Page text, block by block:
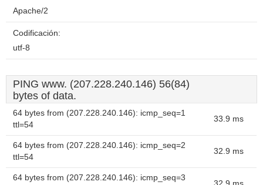
Apache/2
Codificación:
utf-8
PING www. (207.228.240.146) 56(84)
bytes of data.
64 bytes from (207.228.240.146): icmp_seq=1
ttl=54
33.9 ms
64 bytes from (207.228.240.146): icmp_seq=2
ttl=54
32.9 ms
64 bytes from (207.228.240.146): icmp_seq=3